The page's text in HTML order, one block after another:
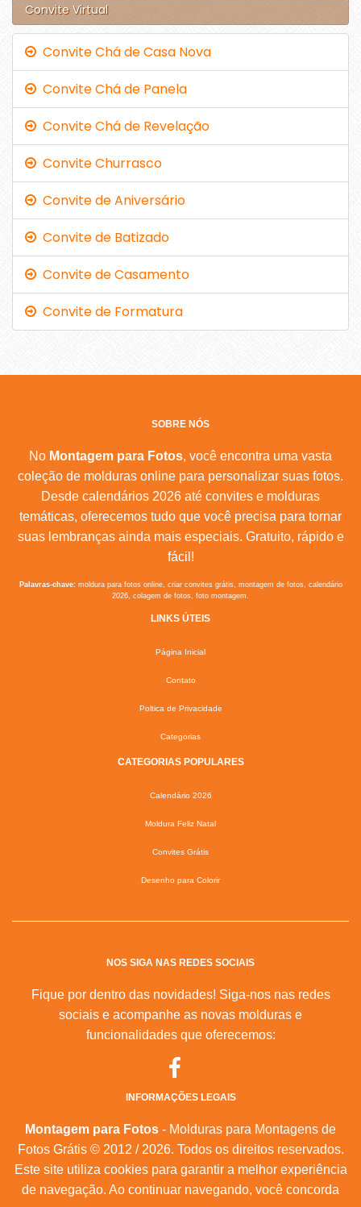
Convite Virtual
Convite Chá de Casa Nova
Convite Chá de Panela
Convite Chá de Revelação
Convite Churrasco
Convite de Aniversário
Convite de Batizado
Convite de Casamento
Convite de Formatura
SOBRE NÓS
No Montagem para Fotos, você encontra uma vasta
coleção de molduras online para personalizar suas fotos.
Desde calendários 2026 até convites e molduras
temáticas, oferecemos tudo que você precisa para tornar
suas lembranças ainda mais especiais. Gratuito, rápido e
fácil!
Palavras-chave:moldura para fotos online, criar convites grátis, montagem de fotos, calendário
2026, colagem de fotos, foto montagem.
LINKS ÚTEIS
Página Inicial
Contato
Poltica de Privacidade
Categorias
CATEGORIAS POPULARES
Calendário 2026
Moldura Feliz Natal
Convites Grátis
Desenho para Colorir
NOS SIGA NAS REDES SOCIAIS
Fique por dentro das novidades! Siga-nos nas redes
sociais e acompanhe as novas molduras e
funcionalidades que oferecemos:
INFORMAÇÕES LEGAIS
Montagem para Fotos - Molduras para Montagens de
Fotos Grátis © 2012 / 2026. Todos os direitos reservados.
Este site utiliza cookies para garantir a melhor experiência
de navegação. Ao continuar navegando, você concorda